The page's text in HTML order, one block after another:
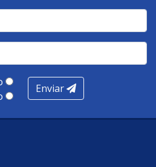
Enviar